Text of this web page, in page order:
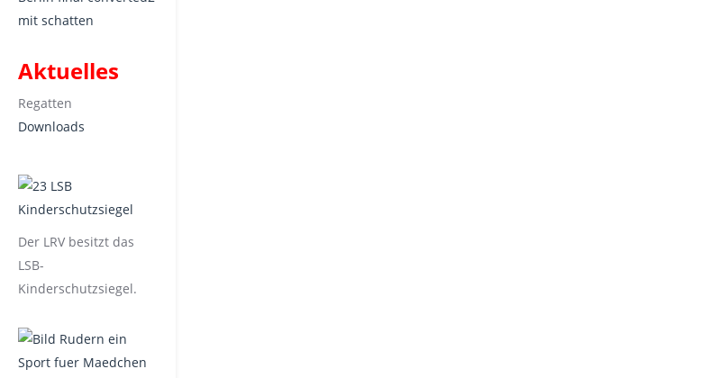
Aktuelles
Regatten
Downloads
Der LRV besitzt das
LSB-
Kinderschutzsiegel.